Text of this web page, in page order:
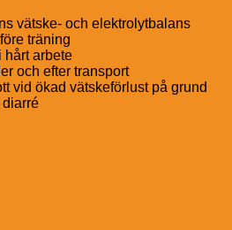
vätske- och elektrolytbalans
träning
hårt arbete
och efter transport
vid ökad vätskeförlust på grund